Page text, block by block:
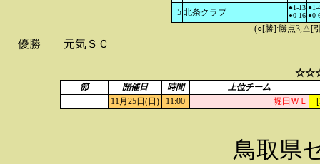
5 北条クラブ
●1-13
●0-16
●1-
●0-
(○[勝]:勝点3,△[
優勝 元気ＳＣ
節 開催日 時間
上位チーム
11月25日(日)
11:00 堀田ＷＬ
鳥取県